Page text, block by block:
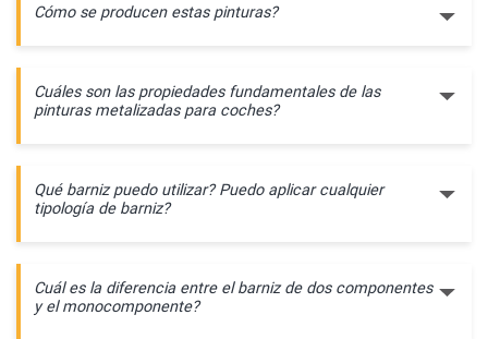
Cómo se producen estas pinturas?
Cuáles son las propiedades fundamentales de las
pinturas metalizadas para coches?
Qué barniz puedo utilizar? Puedo aplicar cualquier
tipología de barniz?
Cuál es la diferencia entre el barniz de dos componentes
y el monocomponente?